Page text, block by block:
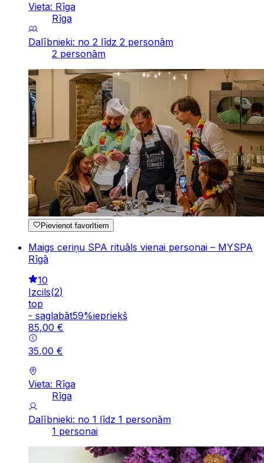
Vieta: Rīga
Rīga
Dalībnieki: no 2 līdz 2 personām
2 personām
Pievienot favorītiem
Maigs ceriņu SPA rituāls vienai personai – MYSPA
Rīgā
10
Izcils(2)
top
- saglabāt59%iepriekš
85,00 €
35,00 €
Vieta: Rīga
Rīga
Dalībnieki: no 1 līdz 1 personām
1 personai